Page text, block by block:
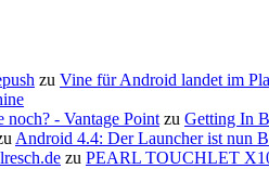
zu Vine für Android landet im
noch? - Vantage Pointzu Getting In
Android 4.4: Der Launcher ist nun
zu PEARL TOUCHLET